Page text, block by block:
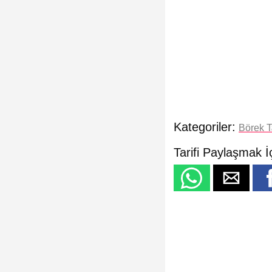
Kategoriler: Börek
Tarifi Paylaşmak